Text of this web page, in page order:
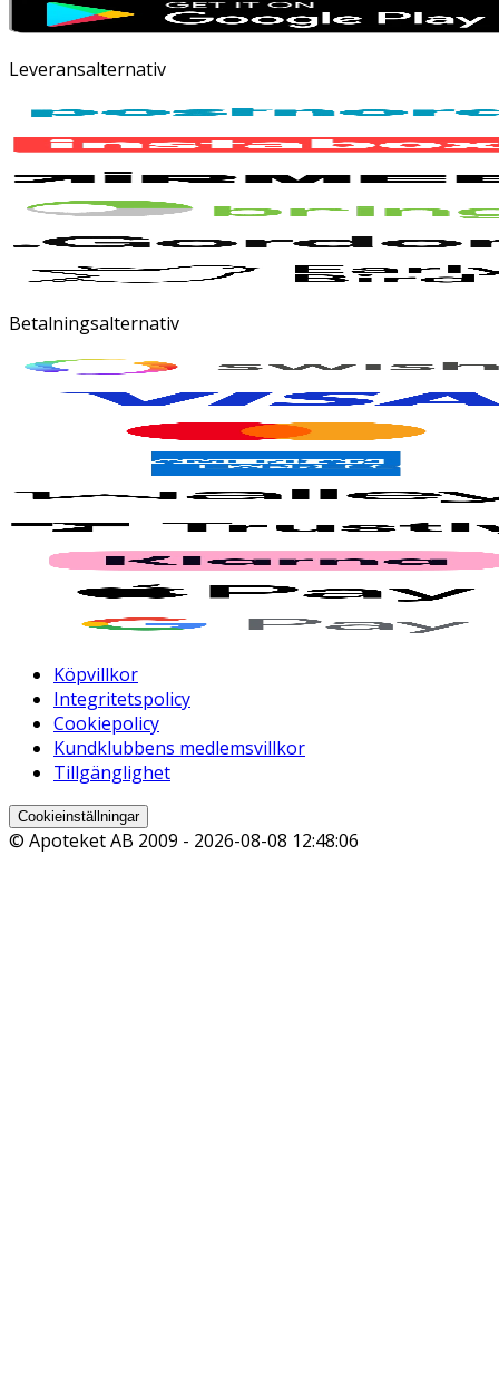
Leveransalternativ
Betalningsalternativ
Köpvillkor
Integritetspolicy
Cookiepolicy
Kundklubbens medlemsvillkor
Tillgänglighet
Cookieinställningar
© Apoteket AB 2009 - 2026-08-08 12:48:06